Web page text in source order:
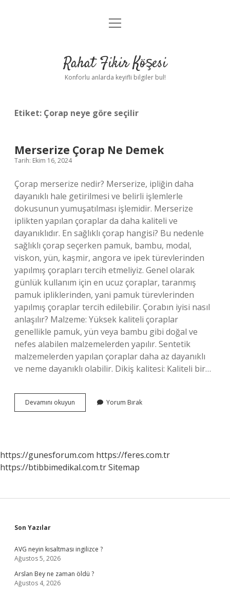
Anasayfa
Yasal Uyarı
menüyü
Rahat Fikir Köşesi
Konforlu anlarda keyifli bilgiler bul!
Etiket: Çorap neye göre seçilir
Merserize Çorap Ne Demek
Tarih: Ekim 16, 2024
Çorap merserize nedir? Merserize, ipliğin daha
dayanıklı hale getirilmesi ve belirli işlemlerle
dokusunun yumuşatılması işlemidir. Merserize
iplikten yapılan çoraplar da daha kaliteli ve
dayanıklıdır. En sağlıklı çorap hangisi? Bu nedenle
sağlıklı çorap seçerken pamuk, bambu, modal,
viskon, yün, kaşmir, angora ve ipek türevlerinden
yapılmış çorapları tercih etmeliyiz. Genel olarak
günlük kullanım için en ucuz çoraplar, taranmış
pamuk ipliklerinden, yani pamuk türevlerinden
yapılmış çoraplar tercih edilebilir. Çorabın iyisi nasıl
anlaşılır? Malzeme: Yüksek kaliteli çoraplar
genellikle pamuk, yün veya bambu gibi doğal ve
nefes alabilen malzemelerden yapılır. Sentetik
malzemelerden yapılan çoraplar daha az dayanıklı
ve neme dayanıklı olabilir. Dikiş kalitesi: Kaliteli bir…
Devamını okuyun Merserize
Çorap
Yorum Bırak
https://gunesforum.com https://feres.com.tr
https://btibbimedikal.com.trSitemap
Sidebar
Son Yazılar
AVG neyin kısaltması ingilizce ?
Ağustos 5, 2026
Arslan Bey ne zaman öldü ?
Ağustos 4, 2026